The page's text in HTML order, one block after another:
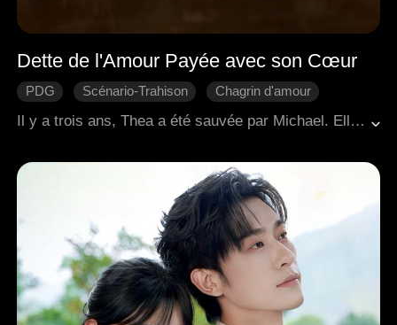
Dette de l'Amour Payée avec son Cœur
PDG Scénario-Trahison
Chagrin d'amour
Romance moderne
Il y a trois ans, Thea a été sauvée par Michael. Elle a travaillé pour le soutenir, a économisé pour son opération chirurgicale et est tombée amoureuse. Ignorante du fait que cela n'était qu'un pari perdu de sa part, Michael a profité d'une fille pauvre en la faisant subvenir à ses besoins. Lorsque la vérité a éclaté, Thea a mis fin à leur relation. Déchiré entre sa fierté et son désir, Michael l'a harcelée pour qu'elle revienne. Le frère adoptif de Thea, Josh, se souciait sincèrement d'elle, ce qui a suscité la jalousie de Michael. La fiancée de Michael, consumée par l'envie, a organisé un accident de voiture pour tuer Thea. Les deux hommes sont venus à son secours, mais Josh avait besoin d'une transplantation cardiaque pour survivre. Thea a juré de mourir avec Josh s'il ne s'en sortait pas. Réalisant qu'il l'avait perdue pour toujours, Michael a donné son propre cœur pour sauver Josh, lui permettant de rester avec Thea pour la vie.